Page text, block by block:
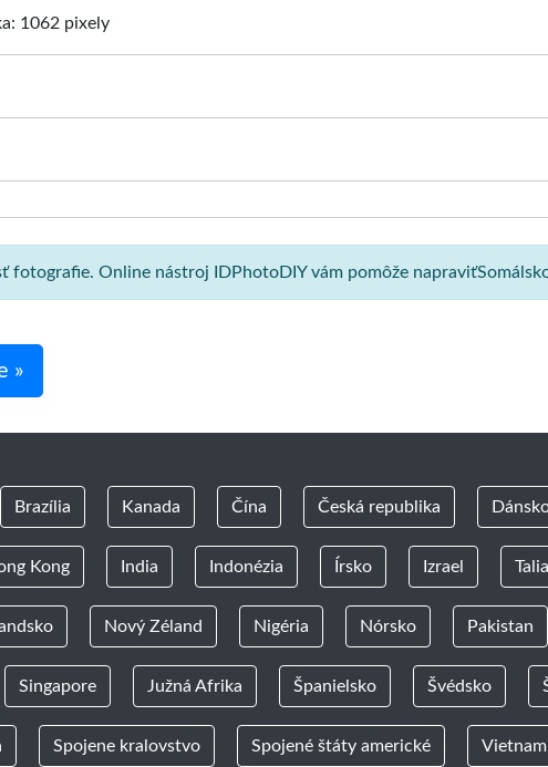
1062 pixely
fotografie. Online nástroj IDPhotoDIY vám pomôže
»
Brazília Kanada Čína Česká republika
Kong India Indonézia Írsko Izrael
Nový Zéland Nigéria Nórsko Pakistan
Singapore Južná Afrika Španielsko Švédsko
Spojene kralovstvo Spojené štáty americké Vietnam